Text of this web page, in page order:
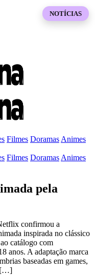
Filmes Doramas Animes
Filmes Doramas Animes
pela
confirmou a
inspirada no clássico
catálogo com
anos. A adaptação marca
baseadas em games,
[…]
NOTÍCIAS